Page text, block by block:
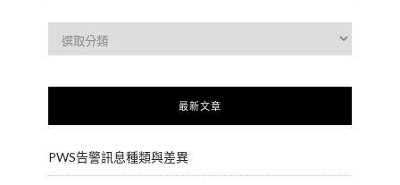
最新文章
PWS告警訊息種類與差異